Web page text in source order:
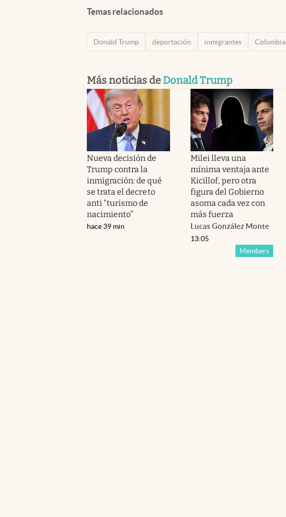
Temas relacionados
Donald Trump deportación inmigrantes Colombia
Más noticias de Donald Trump
Nueva decisión de
Trump contra la
inmigración: de qué
se trata el decreto
anti “turismo de
nacimiento”
hace 39 min
Milei lleva una
mínima ventaja ante
Kicillof, pero otra
figura del Gobierno
asoma cada vez con
más fuerza
Lucas González Monte
Members
13:05